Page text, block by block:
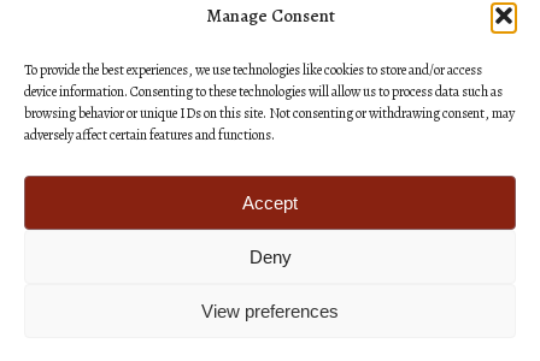
Manage Consent
To provide the best experiences, we use technologies like cookies to store and/or access
device information. Consenting to these technologies will allow us to process data such as
browsing behavior or unique IDs on this site. Not consenting or withdrawing consent, may
adversely affect certain features and functions.
Accept
Deny
View preferences
Κατασκευή Ιστοσελίδων Site as you GO: Falcon από
Hellenic Technologies